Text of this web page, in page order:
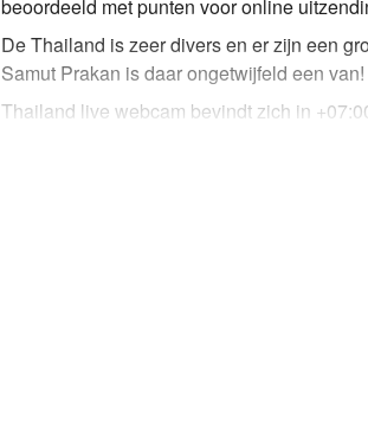
beoordeeld met punten voor online
De Thailand is zeer divers en er zijn een
Samut Prakan is daar ongetwijfeld een van!
Thailand live webcam bevindt zich in